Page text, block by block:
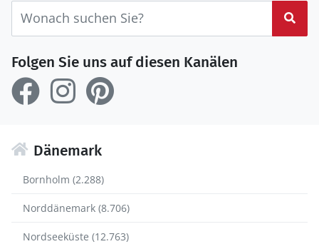
Folgen Sie uns auf diesen Kanälen
Dänemark
Bornholm (2.288)
Norddänemark (8.706)
Nordseeküste (12.763)